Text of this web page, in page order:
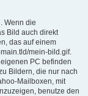
Wenn die
Bild auch direkt
das auf einem
mein-bild.gif.
PC befinden
Bildern, die nur nach
Mailboxen, mit
benutze den